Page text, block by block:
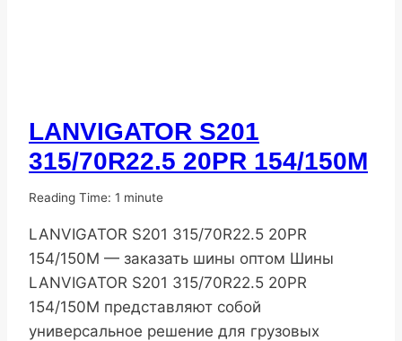
ПОПУЛЯРНЫЕ
ШИНЫ
LANVIGATOR S201
315/70R22.5 20PR 154/150M
От
07.11.2025
Reading Time: 1 minute
LANVIGATOR S201 315/70R22.5 20PR
154/150M — заказать шины оптом Шины
LANVIGATOR S201 315/70R22.5 20PR
154/150M представляют собой
универсальное решение для грузовых